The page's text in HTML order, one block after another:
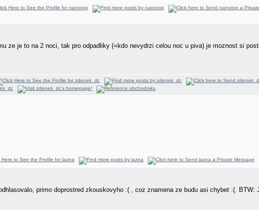
ze je to na 2 noci, tak pro odpadliky (=kdo nevydrzi celou noc u piva) je moznost si
primo doprostred zkouskovyho :( , coz znamena ze budu asi chybet :(.